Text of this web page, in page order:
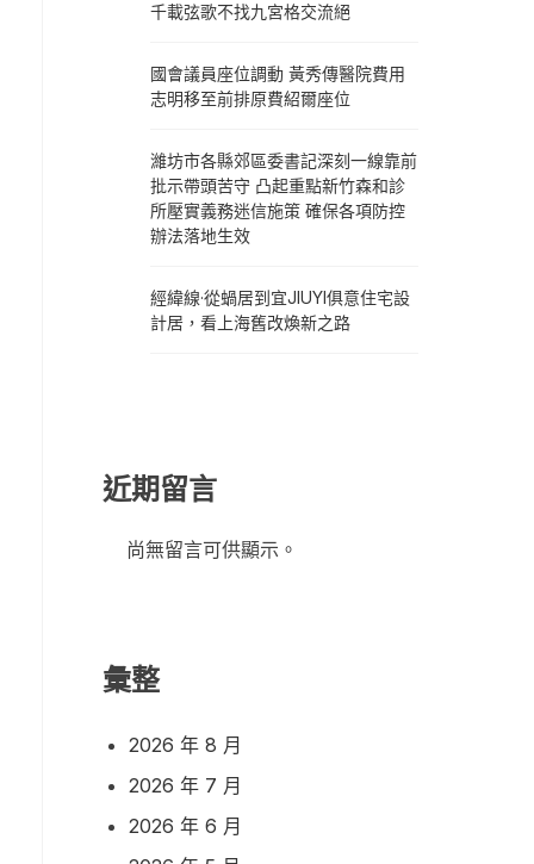
千載弦歌不找九宮格交流絕
國會議員座位調動 黃秀傳醫院費用
志明移至前排原費紹爾座位
濰坊市各縣郊區委書記深刻一線靠前
批示帶頭苦守 凸起重點新竹森和診
所壓實義務迷信施策 確保各項防控
辦法落地生效
經緯線·從蝸居到宜JIUYI俱意住宅設
計居，看上海舊改煥新之路
近期留言
尚無留言可供顯示。
彙整
2026 年 8 月
2026 年 7 月
2026 年 6 月